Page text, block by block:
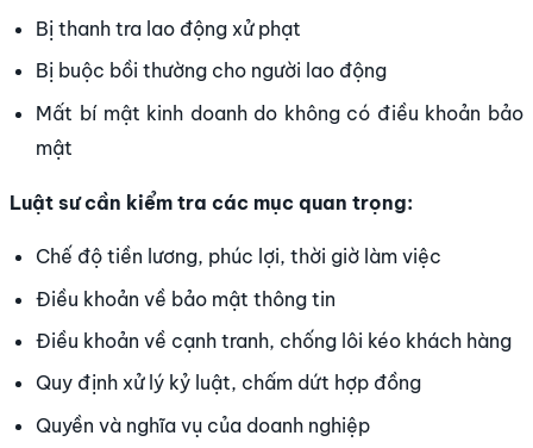
Bị thanh tra lao động xử phạt
Bị buộc bồi thường cho người lao động
Mất bí mật kinh doanh do không có điều khoản bảo
mật
Luật sư cần kiểm tra các mục quan trọng:
Chế độ tiền lương, phúc lợi, thời giờ làm việc
Điều khoản về bảo mật thông tin
Điều khoản về cạnh tranh, chống lôi kéo khách hàng
Quy định xử lý kỷ luật, chấm dứt hợp đồng
Quyền và nghĩa vụ của doanh nghiệp